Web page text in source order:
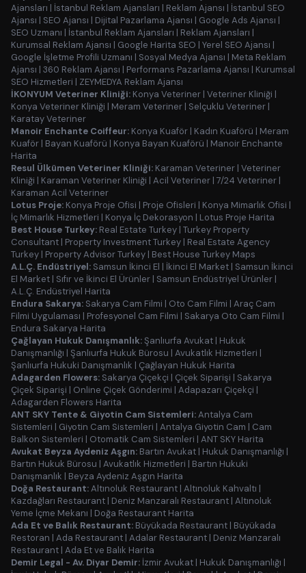
Ajansları | İstanbul Reklam Ajansları | Reklam Ajansı | İstanbul SEO
Ajansı | SEO Ajansı | Dijital Pazarlama Ajansı | Google Ads Ajansı |
SEO Uzmanı | İstanbul Reklam Ajansları | Reklam Ajansları |
Kurumsal Reklam Ajansı | Google Harita SEO | Yerel SEO Ajansı |
Google İşletme Profili Uzmanı | Sosyal Medya Ajansı | Meta Reklam
Ajansı | 360 Reklam Ajansı | Performans Pazarlama Ajansı | Kurumsal
SEO Hizmetleri | ZEYMEDYA Reklam Ajansı
İKONYUM Veteriner Kliniği: Konya Veteriner | Veteriner Kliniği |
Konya Veteriner Kliniği | Meram Veteriner | Selçuklu Veteriner |
Karatay Veteriner
Manoir Enchante Coiffeur: Konya Kuaför | Kadın Kuaförü | Meram
Kuaför | Bayan Kuaförü | Konya Bayan Kuaförü | Manoir Enchante
Harita
Resul Ülkümen Veteriner Kliniği: Karaman Veteriner | Veteriner
Kliniği | Karaman Veteriner Kliniği | Acil Veteriner | 7/24 Veteriner |
Karaman Acil Veteriner
Lotus Proje: Konya Proje Ofisi | Proje Ofisleri | Konya Mimarlık Ofisi |
İç Mimarlık Hizmetleri | Konya İç Dekorasyon | Lotus Proje Harita
Best House Turkey: Real Estate Turkey | Turkey Property
Consultant | Property Investment Turkey | Real Estate Agency
Turkey | Property Advisor Turkey | Best House Turkey Maps
A.L.Ç. Endüstriyel: Samsun İkinci El | İkinci El Market | Samsun İkinci
El Market | Sıfır ve İkinci El Ürünler | Samsun Endüstriyel Ürünler |
A.L.Ç. Endüstriyel Harita
Endura Sakarya: Sakarya Cam Filmi | Oto Cam Filmi | Araç Cam
Filmi Uygulaması | Profesyonel Cam Filmi | Sakarya Oto Cam Filmi |
Endura Sakarya Harita
Çağlayan Hukuk Danışmanlık:Şanlıurfa Avukat | Hukuk
Danışmanlığı | Şanlıurfa Hukuk Bürosu | Avukatlık Hizmetleri |
Şanlıurfa Hukuki Danışmanlık | Çağlayan Hukuk Harita
Adagarden Flowers: Sakarya Çiçekçi | Çiçek Siparişi | Sakarya
Çiçek Siparişi | Online Çiçek Gönderimi | Adapazarı Çiçekçi |
Adagarden Flowers Harita
ANT SKY Tente & Giyotin Cam Sistemleri:Antalya Cam
Sistemleri | Giyotin Cam Sistemleri | Antalya Giyotin Cam | Cam
Balkon Sistemleri | Otomatik Cam Sistemleri | ANT SKY Harita
Avukat Beyza Aydeniz Aşgın: Bartın Avukat | Hukuk Danışmanlığı |
Bartın Hukuk Bürosu | Avukatlık Hizmetleri | Bartın Hukuki
Danışmanlık | Beyza Aydeniz Aşgın Harita
Doğa Restaurant:Altınoluk Restaurant | Altınoluk Kahvaltı |
Kazdağları Restaurant | Deniz Manzaralı Restaurant | Altınoluk
Yeme İçme Mekanı | Doğa Restaurant Harita
Ada Et ve Balık Restaurant: Büyükada Restaurant | Büyükada
Restoran | Ada Restaurant | Adalar Restaurant | Deniz Manzaralı
Restaurant | Ada Et ve Balık Harita
Demir Legal - Av. Diyar Demir: İzmir Avukat | Hukuk Danışmanlığı |